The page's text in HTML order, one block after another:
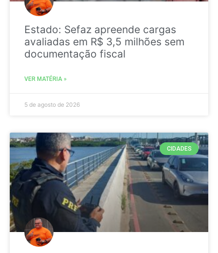
Estado: Sefaz apreende cargas
avaliadas em R$ 3,5 milhões sem
documentação fiscal
VER MATÉRIA »
5 de agosto de 2026
CIDADES